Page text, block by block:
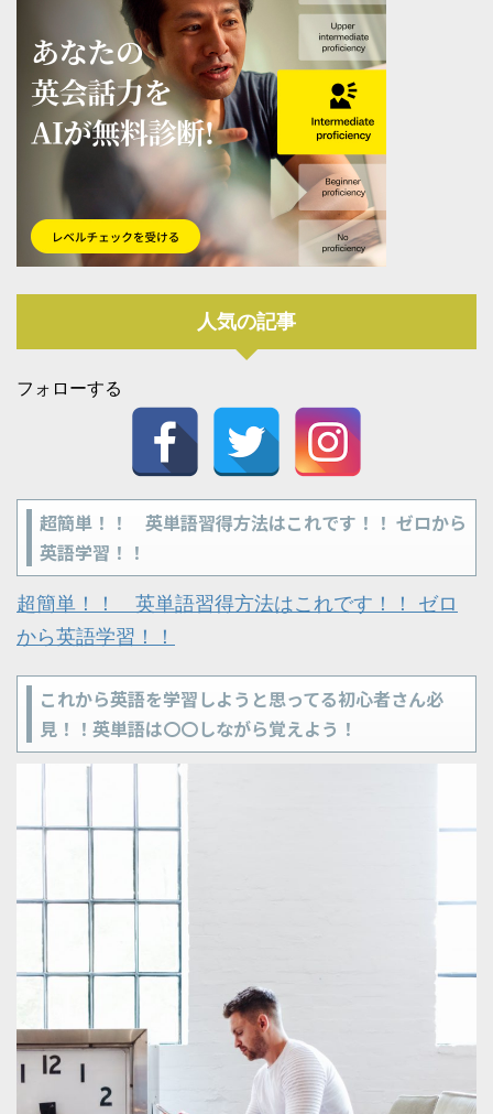
人気の記事
フォローする
超簡単！！ 英単語習得方法はこれです！！ ゼロから
英語学習！！
超簡単！！ 英単語習得方法はこれです！！ ゼロ
から英語学習！！
これから英語を学習しようと思ってる初心者さん必
見！！英単語は〇〇しながら覚えよう！